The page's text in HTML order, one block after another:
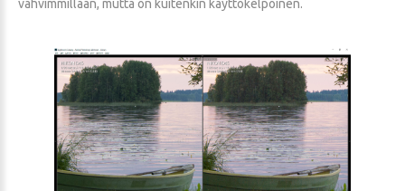
vahvimmillaan, mutta on kuitenkin käyttökelpoinen.